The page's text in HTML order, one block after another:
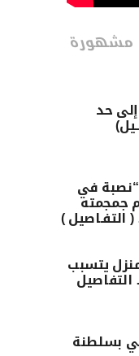
مشهورة
حد
في
جمجمته
)
يتسبب
بسلطنة